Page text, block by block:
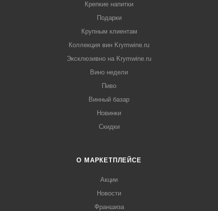
Крепкие напитки
Подарки
Крупным клиентам
Коллекция вин Krymwine.ru
Эксклюзивно на Krymwine.ru
Вино недели
Пиво
Винный базар
Новинки
Скидки
О МАРКЕТПЛЕЙСЕ
Акции
Новости
Франшиза